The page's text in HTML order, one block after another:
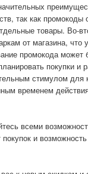
так как
товары. Во-
от магазина, что
промокода
покупки и
стимулом для
временем
всеми
и